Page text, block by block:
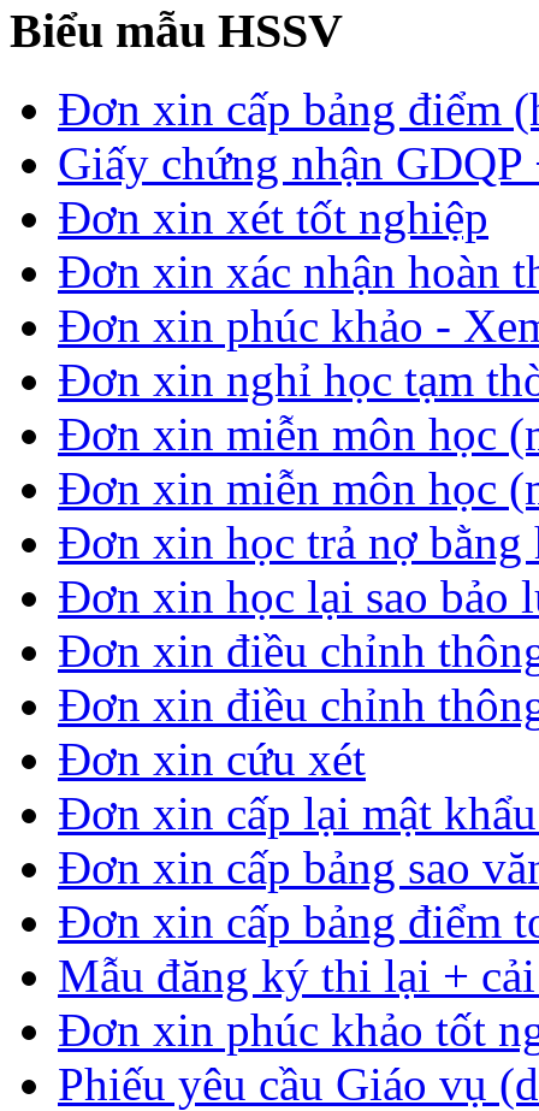
Biểu mẫu HSSV
Đơn xin cấp bảng điểm
Giấy chứng nhận
Đơn xin xét tốt nghiệp
Đơn xin xác nhận hoàn
Đơn xin phúc khảo -
Đơn xin nghỉ học tạm
Đơn xin miễn môn học
Đơn xin miễn môn học
Đơn xin học trả nợ
Đơn xin học lại sao bảo
Đơn xin điều chỉnh
Đơn xin điều chỉnh
Đơn xin cứu xét
Đơn xin cấp lại mật
Đơn xin cấp bảng sao
Đơn xin cấp bảng điểm
Mẫu đăng ký thi lại +
Đơn xin phúc khảo tốt
Phiếu yêu cầu Giáo vụ